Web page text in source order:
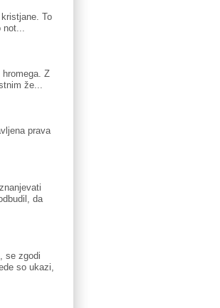
To
not...
Z
že...
prava
da
se zgodi
so ukazi,